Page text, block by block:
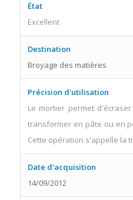
État
Excellent
Destination
Broyage des matières
Précision d'utilisation
Le mortier permet
transformer en pâte ou en
Cette opération s'appelle la
Date d'acquisition
14/09/2012